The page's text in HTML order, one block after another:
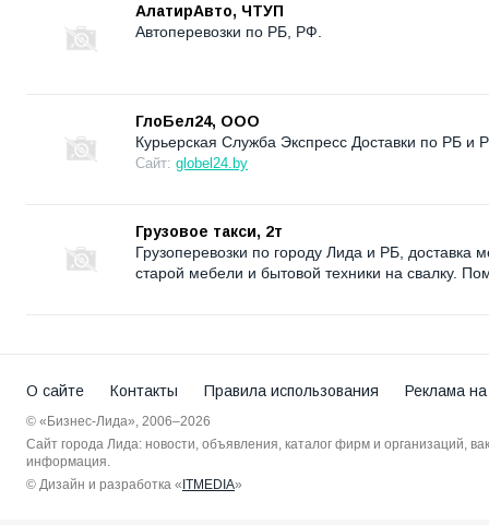
АлатирАвто, ЧТУП
Автоперевозки по РБ, РФ.
ГлоБел24, ООО
Курьерская Служба Экспресс Доставки по РБ и
Сайт: globel24.by
Грузовое такси, 2т
Грузоперевозки по городу Лида и РБ, доставка
старой мебели и бытовой техники на свалку.
О сайте Контакты Правила использования Реклама
© «Бизнес-Лида», 2006–2026
Сайт города Лида: новости, объявления, каталог фирм и организаций,
информация.
© Дизайн и разработка «ITMEDIA»